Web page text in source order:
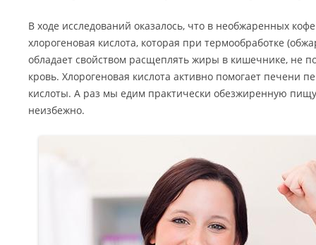
В ходе исследований оказалось, что в необжаренных
хлорогеновая кислота, которая при термообработке
обладает свойством расщеплять жиры в кишечнике, не
кровь. Хлорогеновая кислота активно помогает печени
кислоты. А раз мы едим практически обезжиренную
неизбежно.